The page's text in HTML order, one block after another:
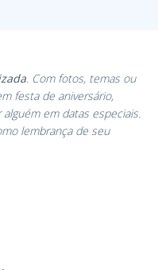
. Com fotos, temas ou
festa de aniversário,
em datas especiais.
lembrança de seu